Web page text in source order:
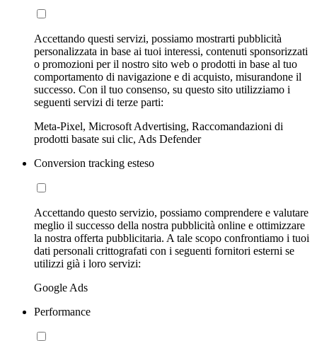
Accettando questi servizi, possiamo mostrarti pubblicità
personalizzata in base ai tuoi interessi, contenuti sponsorizzati
o promozioni per il nostro sito web o prodotti in base al tuo
comportamento di navigazione e di acquisto, misurandone il
successo. Con il tuo consenso, su questo sito utilizziamo i
seguenti servizi di terze parti:
Meta-Pixel, Microsoft Advertising, Raccomandazioni di
prodotti basate sui clic, Ads Defender
Conversion tracking esteso
Accettando questo servizio, possiamo comprendere e valutare
meglio il successo della nostra pubblicità online e ottimizzare
la nostra offerta pubblicitaria. A tale scopo confrontiamo i tuoi
dati personali crittografati con i seguenti fornitori esterni se
utilizzi già i loro servizi:
Google Ads
Performance